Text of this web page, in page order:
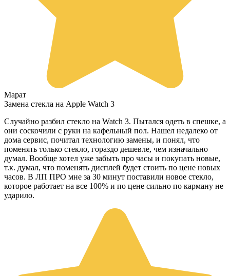
Марат
Замена стекла на Apple Watch 3
Случайно разбил стекло на Watch 3. Пытался одеть в спешке, а
они соскочили с руки на кафельный пол. Нашел недалеко от
дома сервис, почитал технологию замены, и понял, что
поменять только стекло, гораздо дешевле, чем изначально
думал. Вообще хотел уже забыть про часы и покупать новые,
т.к. думал, что поменять дисплей будет стоить по цене новых
часов. В ЛП ПРО мне за 30 минут поставили новое стекло,
которое работает на все 100% и по цене сильно по карману не
ударило.